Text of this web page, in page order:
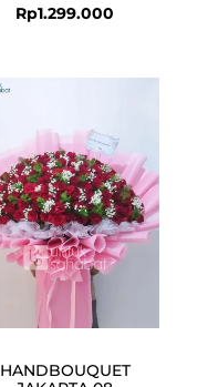
Rp1.299.000
HANDBOUQUET